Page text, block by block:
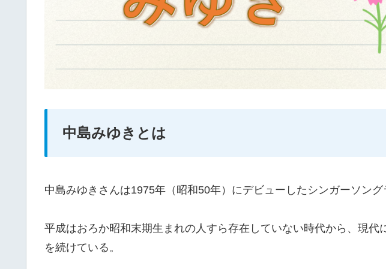
中島みゆきとは
中島みゆきさんは1975年（昭和50年）にデビューしたシンガーソング
平成はおろか昭和末期生まれの人すら存在していない時代から、現代
を続けている。